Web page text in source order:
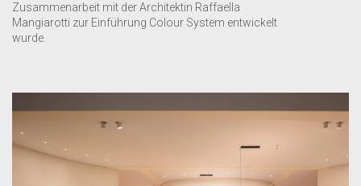
Zusammenarbeit mit der Architektin Raffaella
Mangiarotti zur Einführung Colour System entwickelt
wurde.